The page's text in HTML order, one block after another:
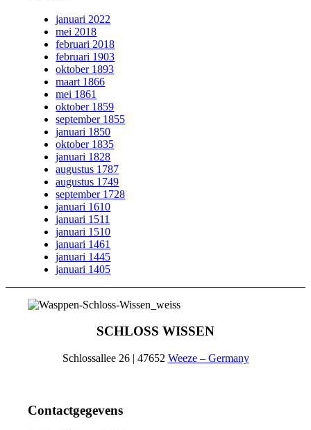
januari 2022
mei 2018
februari 2018
februari 1903
oktober 1893
maart 1866
mei 1861
oktober 1859
september 1855
januari 1850
oktober 1835
januari 1828
augustus 1787
augustus 1749
september 1728
januari 1610
januari 1511
januari 1510
januari 1461
januari 1445
januari 1405
SCHLOSS WISSEN
Schlossallee 26 | 47652 Weeze – Germany
Contactgegevens